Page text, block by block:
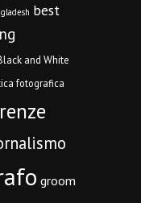
best
and White
fotografica
groom